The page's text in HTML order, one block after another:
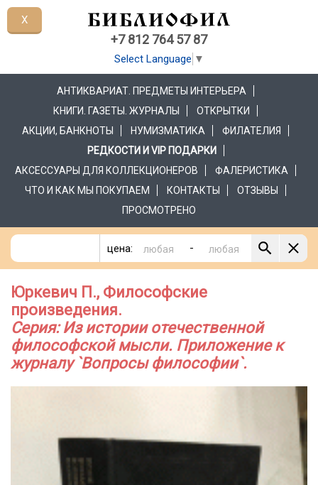
+7 812 764 57 87
Select Language ▼
АНТИКВАРИАТ. ПРЕДМЕТЫ ИНТЕРЬЕРА
КНИГИ. ГАЗЕТЫ. ЖУРНАЛЫ
ОТКРЫТКИ
АКЦИИ, БАНКНОТЫ
НУМИЗМАТИКА
ФИЛАТЕЛИЯ
РЕДКОСТИ И VIP ПОДАРКИ
АКСЕССУАРЫ ДЛЯ КОЛЛЕКЦИОНЕРОВ
ФАЛЕРИСТИКА
ЧТО И КАК МЫ ПОКУПАЕМ
КОНТАКТЫ
ОТЗЫВЫ
ПРОСМОТРЕНО
цена: -
Юркевич П., Философские
произведения.
Серия: Из истории отечественной
философской мысли. Приложение к
журналу `Вопросы философии`.
X